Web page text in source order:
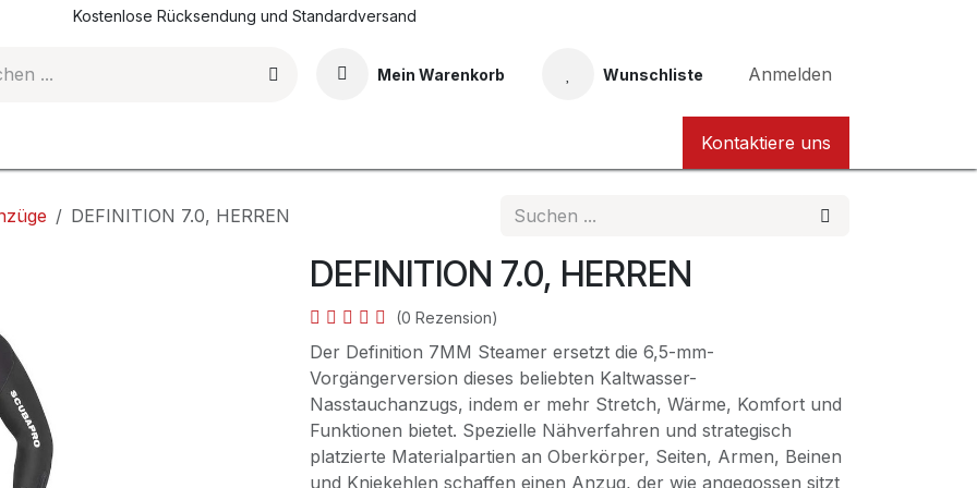
Kostenlose Rücksendung und Standardversand
Mein Warenkorb Wunschliste Anmelden
Taucher Nordhessen KarteKontaktiere uns
DEFINITION 7.0, HERREN
DEFINITION 7.0, HERREN
(0 Rezension)
Der Definition 7MM Steamer ersetzt die 6,5-mm-
Vorgängerversion dieses beliebten Kaltwasser-
Nasstauchanzugs, indem er mehr Stretch, Wärme, Komfort und
Funktionen bietet. Spezielle Nähverfahren und strategisch
platzierte Materialpartien an Oberkörper, Seiten, Armen, Beinen
und Kniekehlen schaffen einen Anzug, der wie angegossen sitzt